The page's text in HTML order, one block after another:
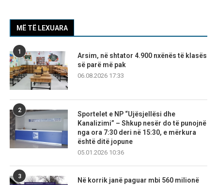
MË TË LEXUARA
1
Arsim, në shtator 4.900 nxënës të klasës
së parë më pak
06.08.2026 17:33
2
Sportelet e NP “Ujësjellësi dhe
Kanalizimi” – Shkup nesër do të punojnë
nga ora 7:30 deri në 15:30, e mërkura
është ditë jopune
05.01.2026 10:36
3
Në korrik janë paguar mbi 560 milionë